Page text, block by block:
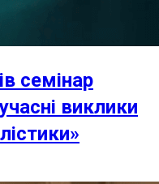
семінар
виклики